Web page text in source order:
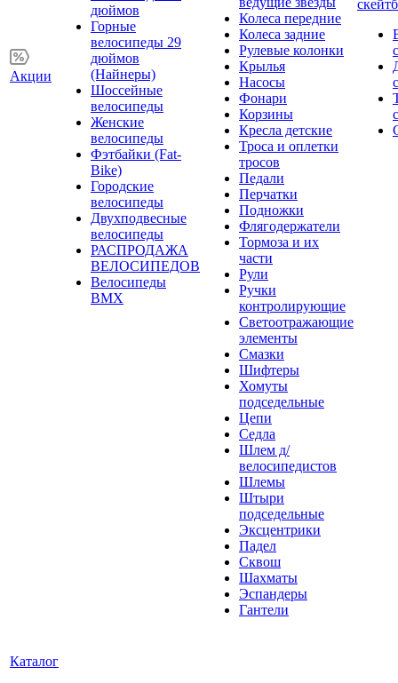
Акции
дюймов
Горные
велосипеды 29
дюймов
(Найнеры)
Шоссейные
велосипеды
Женские
велосипеды
Фэтбайки (Fat-
Bike)
Городские
велосипеды
Двухподвесные
велосипеды
РАСПРОДАЖА
ВЕЛОСИПЕДОВ
Велосипеды
BMX
Колеса передние
Колеса задние
Рулевые колонки
Крылья
Насосы
Фонари
Корзины
Кресла детские
Троса и оплетки
тросов
Педали
Перчатки
Подножки
Флягодержатели
Тормоза и их
части
Рули
Ручки
контролирующие
Светоотражающие
элементы
Смазки
Шифтеры
Хомуты
подседельные
Цепи
Седла
Шлем д/
велосипедистов
Шлемы
Штыри
подседельные
Эксцентрики
Падел
Сквош
Шахматы
Эспандеры
Гантели
Каталог